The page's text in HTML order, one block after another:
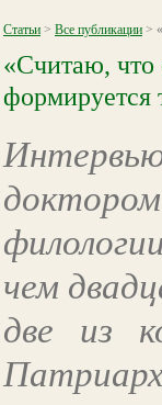
Статьи > Все публикации >
«Считаю, что
формируется
чем
две из